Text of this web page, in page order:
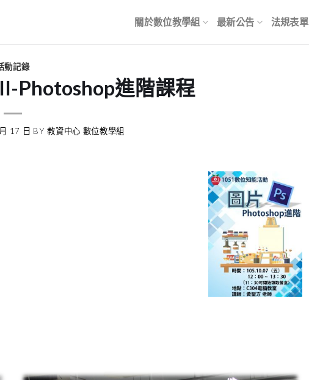
關於數位教學組 最新公告 法規表單
動記錄
Photoshop進階課程
17 日 BY教資中心 數位教學組